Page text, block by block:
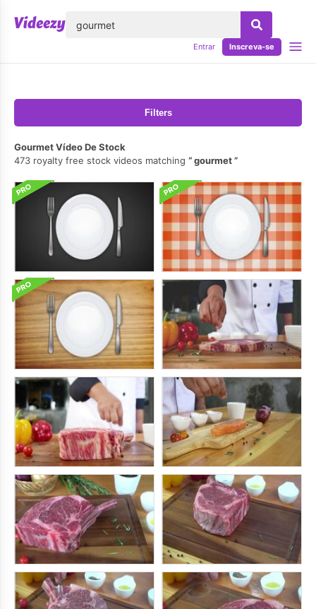
Entrar Inscreva-se
Filters
Gourmet Vídeo De Stock
473 royalty free stock videos matching
gourmet